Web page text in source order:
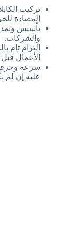
تركيب
المضادة
تأسيس
والشركات.
التزام تام
الأعمال
سرعة
عليه إن لم